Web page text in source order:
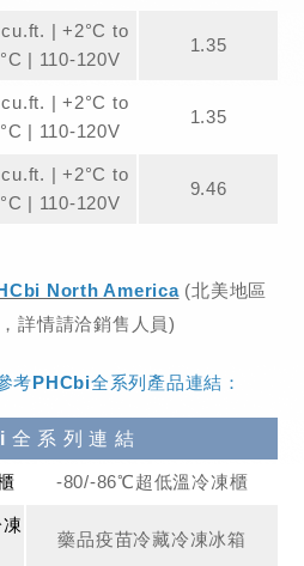
| +2°C to
| 110-120V
1.35
| +2°C to
| 110-120V
1.35
| +2°C to
| 110-120V
9.46
North America(北美地區
詳情請洽銷售人員)
PHCbi全系列產品連結：
全 系 列 連 結
-80/-86℃超低溫冷凍櫃
藥品疫苗冷藏冷凍冰箱